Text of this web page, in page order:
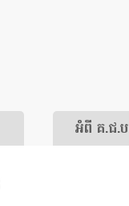
អំពី គ.ជ.ប